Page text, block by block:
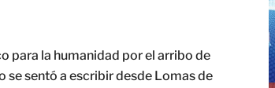
para la humanidad por el arribo de
se sentó a escribir desde Lomas de